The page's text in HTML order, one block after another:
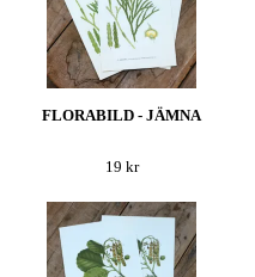
FLORABILD - JÄMNA
19 kr